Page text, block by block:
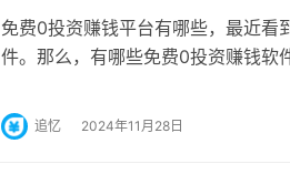
免费0投资赚钱平台有哪些，最近看
件。那么，有哪些免费0投资赚钱软
追忆 2024年11月28日